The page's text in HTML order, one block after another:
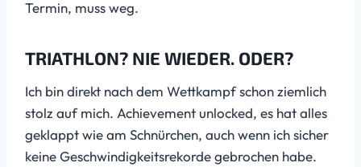
Termin, muss weg.
TRIATHLON? NIE WIEDER. ODER?
Ich bin direkt nach dem Wettkampf schon ziemlich
stolz auf mich. Achievement unlocked, es hat alles
geklappt wie am Schnürchen, auch wenn ich sicher
keine Geschwindigkeitsrekorde gebrochen habe.